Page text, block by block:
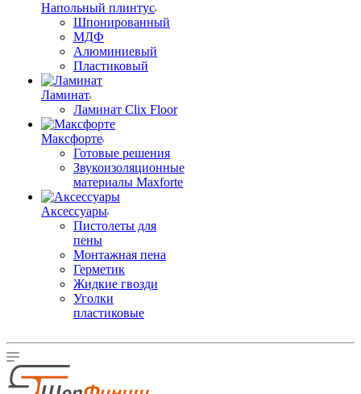
Напольный плинтус
Шпонированный
МДФ
Алюминиевый
Пластиковый
Ламинат
Ламинат Clix Floor
Максфорте
Готовые решения
Звукоизоляционные
материалы Maxforte
Аксессуары
Пистолеты для
пены
Монтажная пена
Герметик
Жидкие гвозди
Уголки
пластиковые